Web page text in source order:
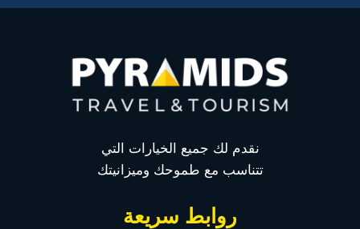
نقدم لك جميع الخيارات التي
تتناسب مع طموحك وميزانيتك
روابط سريعة